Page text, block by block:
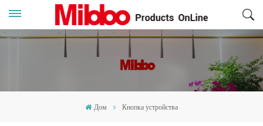
Дом Кнопка устройства